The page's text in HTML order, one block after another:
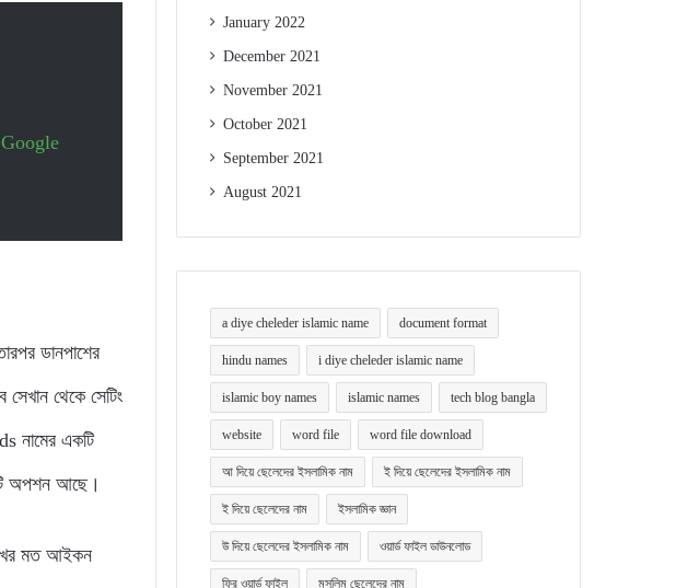
ডানপাশের
থেকে সেটিং
নামের একটি
অপশন আছে।
মত আইকন
January 2022
December 2021
November 2021
October 2021
September 2021
August 2021
a diye cheleder islamic name document format
hindu names i diye cheleder islamic name
islamic boy names islamic names tech blog bangla
website word file word file download
আ দিয়ে ছেলেদের ইসলামিক নাম ই দিয়ে ছেলেদের ইসলামিক নাম
ই দিয়ে ছেলেদের নাম ইসলামিক জ্ঞান
উ দিয়ে ছেলেদের ইসলামিক নাম ওয়ার্ড ফাইল ডাউনলোড
ফ্রি ওয়ার্ড ফাইল মুসলিম ছেলেদের নাম